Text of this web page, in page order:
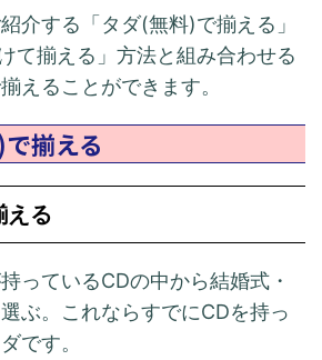
介する「タダ(無料)で揃える」
て揃える」方法と組み合わせる
えることができます。
揃える
える
っているCDの中から結婚式・
ぶ。これならすでにCDを持っ
です。